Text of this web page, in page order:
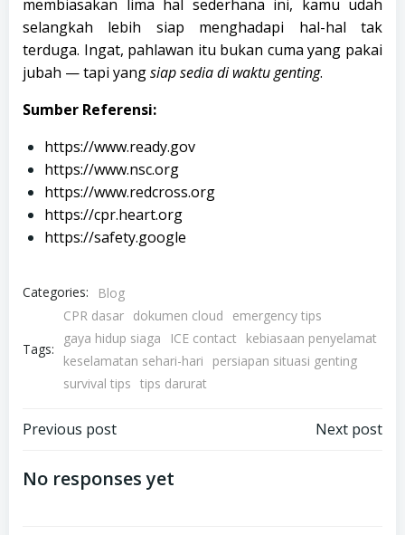
membiasakan lima hal sederhana ini, kamu udah
selangkah lebih siap menghadapi hal-hal tak
terduga. Ingat, pahlawan itu bukan cuma yang pakai
jubah — tapi yangsiap sedia di waktu genting.
Sumber Referensi:
https://www.ready.gov
https://www.nsc.org
https://www.redcross.org
https://cpr.heart.org
https://safety.google
Categories: Blog
Tags:
CPR dasar dokumen cloud
emergency tips
gaya hidup siaga
ICE contact
kebiasaan penyelamat
keselamatan sehari-hari
persiapan situasi genting
survival tips tips darurat
Post
navigation
Previous post Next post
No responses yet